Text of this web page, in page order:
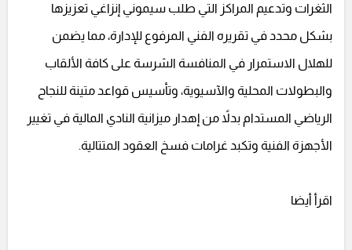
الثغرات وتدعيم المراكز التي طلب سيموني إنزاغي تعزيزها
بشكل محدد في تقريره الفني المرفوع للإدارة، مما يضمن
للهلال الاستمرار في المنافسة الشرسة على كافة الألقاب
والبطولات المحلية والآسيوية، وتأسيس قواعد متينة للنجاح
الرياضي المستدام بدلاً من إهدار ميزانية النادي المالية في تغيير
الأجهزة الفنية وتكبد غرامات فسخ العقود المتتالية.
اقرأ أيضا